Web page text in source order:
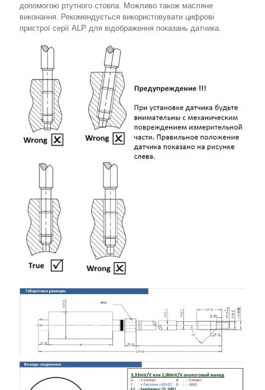
допомогою ртутного стовпа. Можливо також масляне
виконання. Рекомендується використовувати цифрові
пристрої серії ALP для відображення показань датчика.